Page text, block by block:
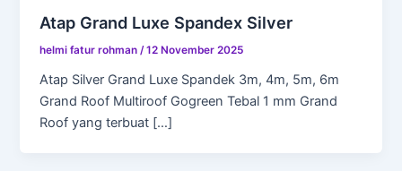
Atap Grand Luxe Spandex Silver
helmi fatur rohman/12 November 2025
Atap Silver Grand Luxe Spandek 3m, 4m, 5m, 6m
Grand Roof Multiroof Gogreen Tebal 1 mm Grand
Roof yang terbuat […]